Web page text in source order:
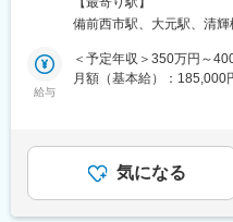
徐々に工場全体に関わる
※簡単な作業は社内で対応
ています。
取り組んできました。
現在、さらなる事業拡大
設開発を中核となって担
す。
入社後は既存工場の設備
■仕事内容：
紙のリサイクルを行う工
備前西市駅、大元駅、清輝
給与
＜予定年収＞350万円～
月額（基本給）：185,000
金額であり、選考を通じ
は固定手当を含めた表記で
気になる